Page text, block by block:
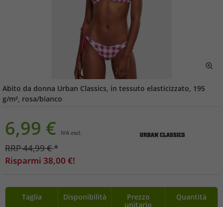
Abito da donna Urban Classics, in tessuto elasticizzato, 195
g/m², rosa/bianco
6,99 € IVA escl.
RRP44,99€*
Risparmi 38,00 €!
Taglia Disponibilità
Prezzo
unitario
Quantità